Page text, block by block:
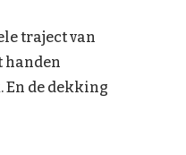
traject van
handen
En de dekking